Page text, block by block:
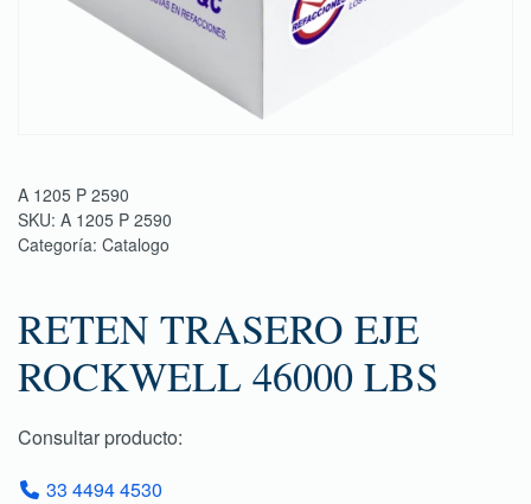
A 1205 P 2590
SKU: A 1205 P 2590
Categoría: Catalogo
RETEN TRASERO EJE
ROCKWELL 46000 LBS
Consultar producto:
33 4494 4530